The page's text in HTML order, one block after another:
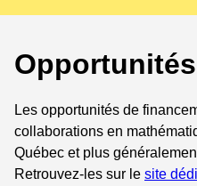
Opportunités
Les opportunités de
collaborations en
Québec et plus
Retrouvez-les sur le site